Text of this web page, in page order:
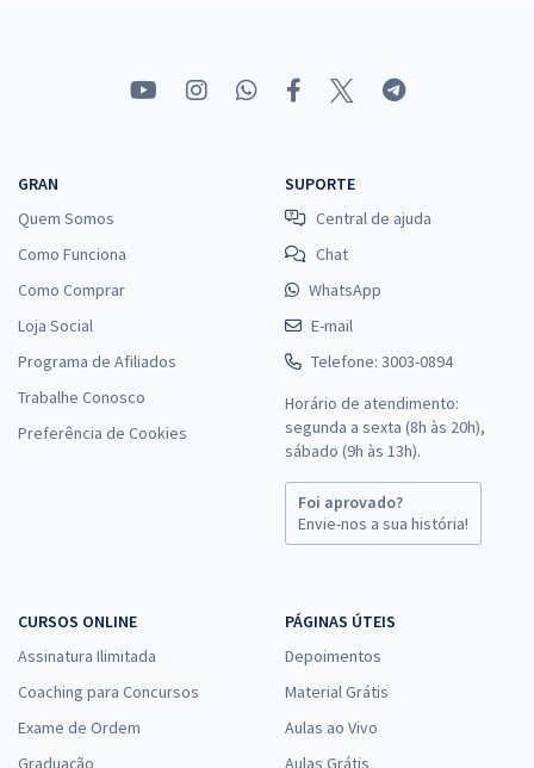
GRAN
Quem Somos
Como Funciona
Como Comprar
Loja Social
Programa de Afiliados
Trabalhe Conosco
Preferência de Cookies
SUPORTE
Central de ajuda
Chat
WhatsApp
E-mail
Telefone: 3003-0894
Horário de atendimento:
segunda a sexta (8h às 20h),
sábado (9h às 13h).
Foi aprovado?
Envie-nos a sua história!
CURSOS ONLINE
Assinatura Ilimitada
Coaching para Concursos
Exame de Ordem
Graduação
PÁGINAS ÚTEIS
Depoimentos
Material Grátis
Aulas ao Vivo
Aulas Grátis